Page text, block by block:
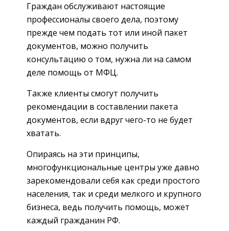
Граждан обслуживают настоящие
профессионалы своего дела, поэтому
прежде чем подать тот или иной пакет
документов, можно получить
консультацию о том, нужна ли на самом
деле помощь от МФЦ.
Также клиенты смогут получить
рекомендации в составлении пакета
документов, если вдруг чего-то не будет
хватать.
Опираясь на эти принципы,
многофункциональные центры уже давно
зарекомендовали себя как среди простого
населения, так и среди мелкого и крупного
бизнеса, ведь получить помощь, может
каждый гражданин РФ.